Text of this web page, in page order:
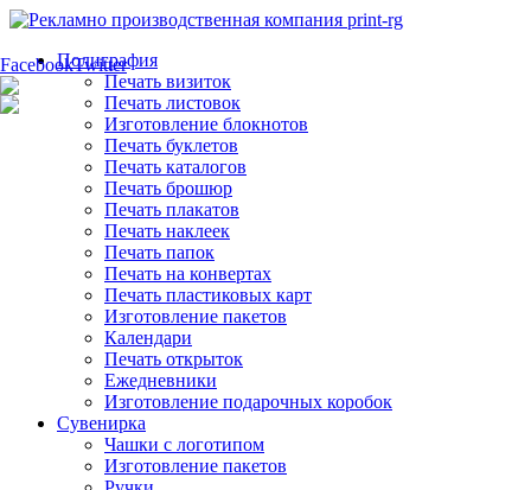
Полиграфия
Печать визиток
Печать листовок
Изготовление блокнотов
Печать буклетов
Печать каталогов
Печать брошюр
Печать плакатов
Печать наклеек
Печать папок
Печать на конвертах
Печать пластиковых карт
Изготовление пакетов
Календари
Печать открыток
Ежедневники
Изготовление подарочных коробок
Сувенирка
Чашки с логотипом
Изготовление пакетов
FacebookTwitter